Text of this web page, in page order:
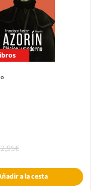
a la cesta